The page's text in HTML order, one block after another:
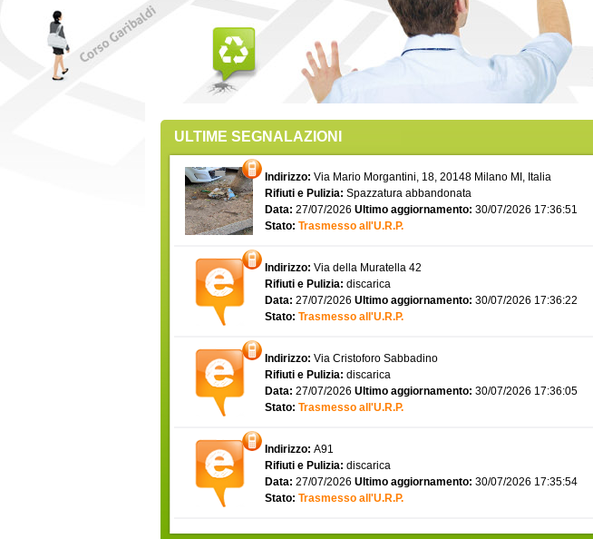
ULTIME SEGNALAZIONI
Indirizzo: Via Mario Morgantini, 18, 20148 Milano MI, Italia
Rifiuti e Pulizia: Spazzatura abbandonata
Data: 27/07/2026 Ultimo aggiornamento: 30/07/2026 17:36:51
Stato: Trasmesso all'U.R.P.
Indirizzo: Via della Muratella 42
Rifiuti e Pulizia: discarica
Data: 27/07/2026 Ultimo aggiornamento: 30/07/2026 17:36:22
Stato: Trasmesso all'U.R.P.
Indirizzo: Via Cristoforo Sabbadino
Rifiuti e Pulizia: discarica
Data: 27/07/2026 Ultimo aggiornamento: 30/07/2026 17:36:05
Stato: Trasmesso all'U.R.P.
Indirizzo: A91
Rifiuti e Pulizia: discarica
Data: 27/07/2026 Ultimo aggiornamento: 30/07/2026 17:35:54
Stato: Trasmesso all'U.R.P.